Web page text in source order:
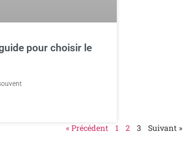
pour choisir le
« Précédent 1 2 3 Suivant »